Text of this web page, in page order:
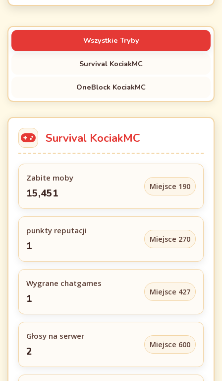
Wszystkie Tryby
Survival KociakMC
OneBlock KociakMC
Survival KociakMC
Zabite moby
15,451
Miejsce 190
punkty reputacji
1
Miejsce 270
Wygrane chatgames
1
Miejsce 427
Głosy na serwer
2
Miejsce 600